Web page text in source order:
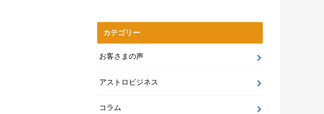
カテゴリー
お客さまの声
アストロビジネス
コラム